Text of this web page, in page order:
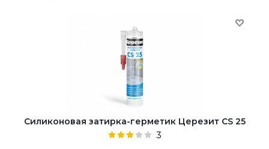
Cиликоновая затирка-герметик Церезит CS 25
3